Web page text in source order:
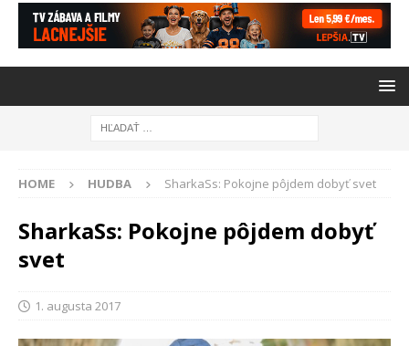
HOME HUDBA SharkaSs: Pokojne pôjdem dobyť svet
SharkaSs: Pokojne pôjdem dobyť
svet
1. augusta 2017